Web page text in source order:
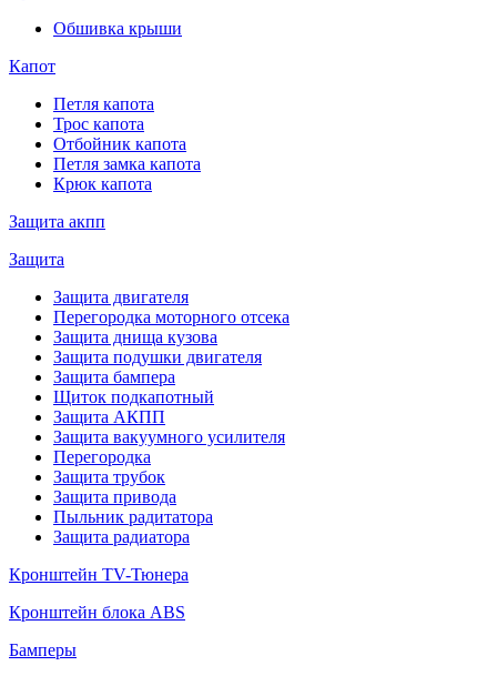
Обшивка крыши
Капот
Петля капота
Трос капота
Отбойник капота
Петля замка капота
Крюк капота
Защита акпп
Защита
Защита двигателя
Перегородка моторного отсека
Защита днища кузова
Защита подушки двигателя
Защита бампера
Щиток подкапотный
Защита АКПП
Защита вакуумного усилителя
Перегородка
Защита трубок
Защита привода
Пыльник радитатора
Защита радиатора
Кронштейн TV-Тюнера
Кронштейн блока ABS
Бамперы